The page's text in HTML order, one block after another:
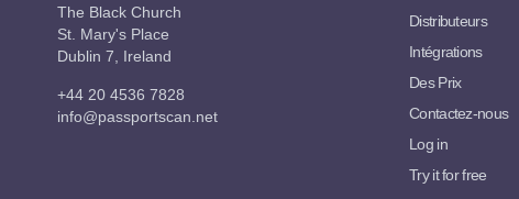
The Black Church
St. Mary's Place
Dublin 7, Ireland
+44 20 4536 7828
info@passportscan.net
Distributeurs
Intégrations
Des Prix
Contactez-nous
Log in
Try it for free